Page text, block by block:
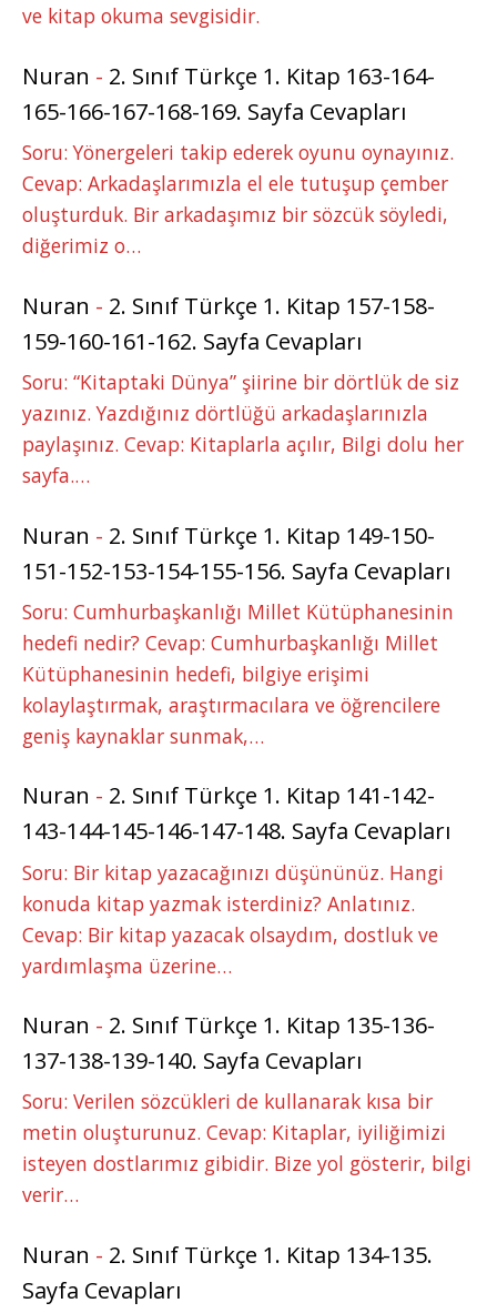
ve kitap okuma sevgisidir.
Nuran - 2. Sınıf Türkçe 1. Kitap 163-164-
165-166-167-168-169. Sayfa Cevapları
Soru: Yönergeleri takip ederek oyunu oynayınız.
Cevap: Arkadaşlarımızla el ele tutuşup çember
oluşturduk. Bir arkadaşımız bir sözcük söyledi,
diğerimiz o…
Nuran - 2. Sınıf Türkçe 1. Kitap 157-158-
159-160-161-162. Sayfa Cevapları
Soru: “Kitaptaki Dünya” şiirine bir dörtlük de siz
yazınız. Yazdığınız dörtlüğü arkadaşlarınızla
paylaşınız. Cevap: Kitaplarla açılır, Bilgi dolu her
sayfa.…
Nuran - 2. Sınıf Türkçe 1. Kitap 149-150-
151-152-153-154-155-156. Sayfa Cevapları
Soru: Cumhurbaşkanlığı Millet Kütüphanesinin
hedefi nedir? Cevap: Cumhurbaşkanlığı Millet
Kütüphanesinin hedefi, bilgiye erişimi
kolaylaştırmak, araştırmacılara ve öğrencilere
geniş kaynaklar sunmak,…
Nuran - 2. Sınıf Türkçe 1. Kitap 141-142-
143-144-145-146-147-148. Sayfa Cevapları
Soru: Bir kitap yazacağınızı düşününüz. Hangi
konuda kitap yazmak isterdiniz? Anlatınız.
Cevap: Bir kitap yazacak olsaydım, dostluk ve
yardımlaşma üzerine…
Nuran - 2. Sınıf Türkçe 1. Kitap 135-136-
137-138-139-140. Sayfa Cevapları
Soru: Verilen sözcükleri de kullanarak kısa bir
metin oluşturunuz. Cevap: Kitaplar, iyiliğimizi
isteyen dostlarımız gibidir. Bize yol gösterir, bilgi
verir…
Nuran - 2. Sınıf Türkçe 1. Kitap 134-135.
Sayfa Cevapları